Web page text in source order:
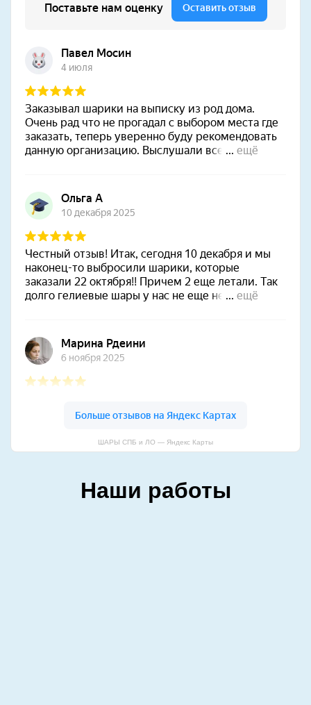
ШАРЫ СПБ и ЛО — Яндекс Карты
Наши работы